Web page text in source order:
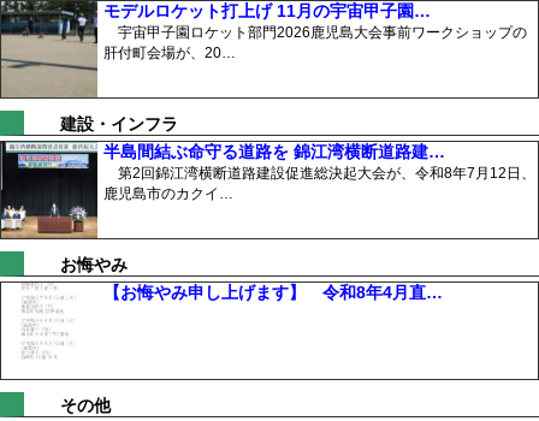
モデルロケット打上げ 11月の宇宙甲子園…
宇宙甲子園ロケット部門2026鹿児島大会事前ワークショップの
肝付町会場が、20…
建設・インフラ
半島間結ぶ命守る道路を 錦江湾横断道路建…
第2回錦江湾横断道路建設促進総決起大会が、令和8年7月12日、
鹿児島市のカクイ…
お悔やみ
【お悔やみ申し上げます】 令和8年4月直…
その他